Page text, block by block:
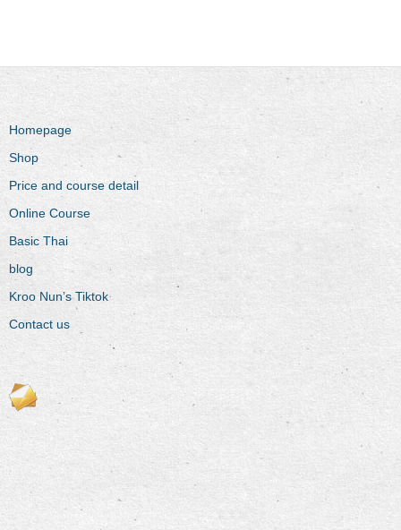
Homepage
Shop
Price and course detail
Online Course
Basic Thai
blog
Kroo Nun’s Tiktok
Contact us